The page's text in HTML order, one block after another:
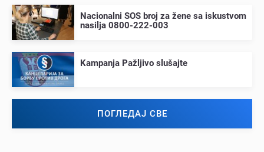
Nacionalni SOS broj za žеnе sa iskustvom
nasilja 0800-222-003
Kampanja Pažljivo slušajtе
ПОГЛЕДАЈ СВЕ